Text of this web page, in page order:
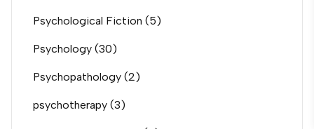
Psychological Fiction (5)
Psychology (30)
Psychopathology (2)
psychotherapy (3)